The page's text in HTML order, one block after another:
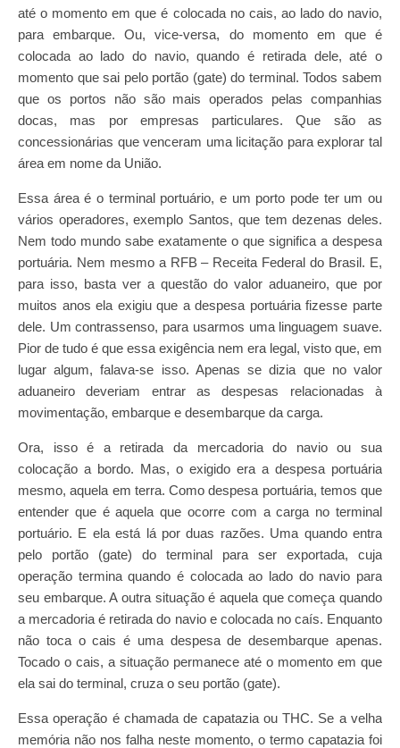
até o momento em que é colocada no cais, ao lado do navio,
para embarque. Ou, vice-versa, do momento em que é
colocada ao lado do navio, quando é retirada dele, até o
momento que sai pelo portão (gate) do terminal. Todos sabem
que os portos não são mais operados pelas companhias
docas, mas por empresas particulares. Que são as
concessionárias que venceram uma licitação para explorar tal
área em nome da União.
Essa área é o terminal portuário, e um porto pode ter um ou
vários operadores, exemplo Santos, que tem dezenas deles.
Nem todo mundo sabe exatamente o que significa a despesa
portuária. Nem mesmo a RFB – Receita Federal do Brasil. E,
para isso, basta ver a questão do valor aduaneiro, que por
muitos anos ela exigiu que a despesa portuária fizesse parte
dele. Um contrassenso, para usarmos uma linguagem suave.
Pior de tudo é que essa exigência nem era legal, visto que, em
lugar algum, falava-se isso. Apenas se dizia que no valor
aduaneiro deveriam entrar as despesas relacionadas à
movimentação, embarque e desembarque da carga.
Ora, isso é a retirada da mercadoria do navio ou sua
colocação a bordo. Mas, o exigido era a despesa portuária
mesmo, aquela em terra. Como despesa portuária, temos que
entender que é aquela que ocorre com a carga no terminal
portuário. E ela está lá por duas razões. Uma quando entra
pelo portão (gate) do terminal para ser exportada, cuja
operação termina quando é colocada ao lado do navio para
seu embarque. A outra situação é aquela que começa quando
a mercadoria é retirada do navio e colocada no caís. Enquanto
não toca o cais é uma despesa de desembarque apenas.
Tocado o cais, a situação permanece até o momento em que
ela sai do terminal, cruza o seu portão (gate).
Essa operação é chamada de capatazia ou THC. Se a velha
memória não nos falha neste momento, o termo capatazia foi